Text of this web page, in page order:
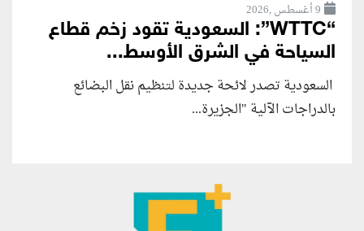
9 أغسطس ,2026
“WTTC”: السعودية تقود زخم قطاع
السياحة في الشرق الأوسط...
السعودية تصدر لائحة جديدة لتنظيم نقل البضائع
بالدراجات الآلية "الجزيرة...